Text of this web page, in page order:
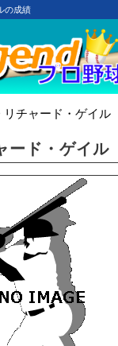
の成績
リチャード・ゲイル
ード・ゲイル